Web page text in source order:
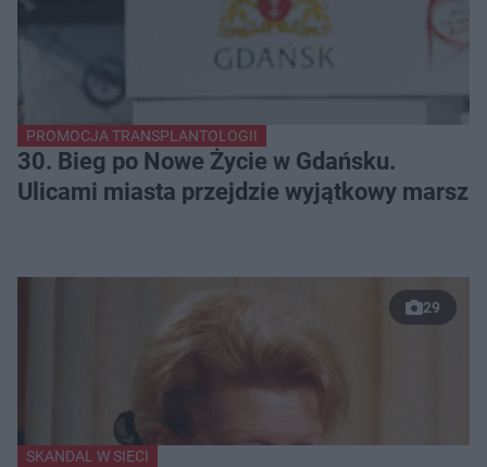
PROMOCJA TRANSPLANTOLOGII
30. Bieg po Nowe Życie w Gdańsku.
Ulicami miasta przejdzie wyjątkowy marsz
29
SKANDAL W SIECI